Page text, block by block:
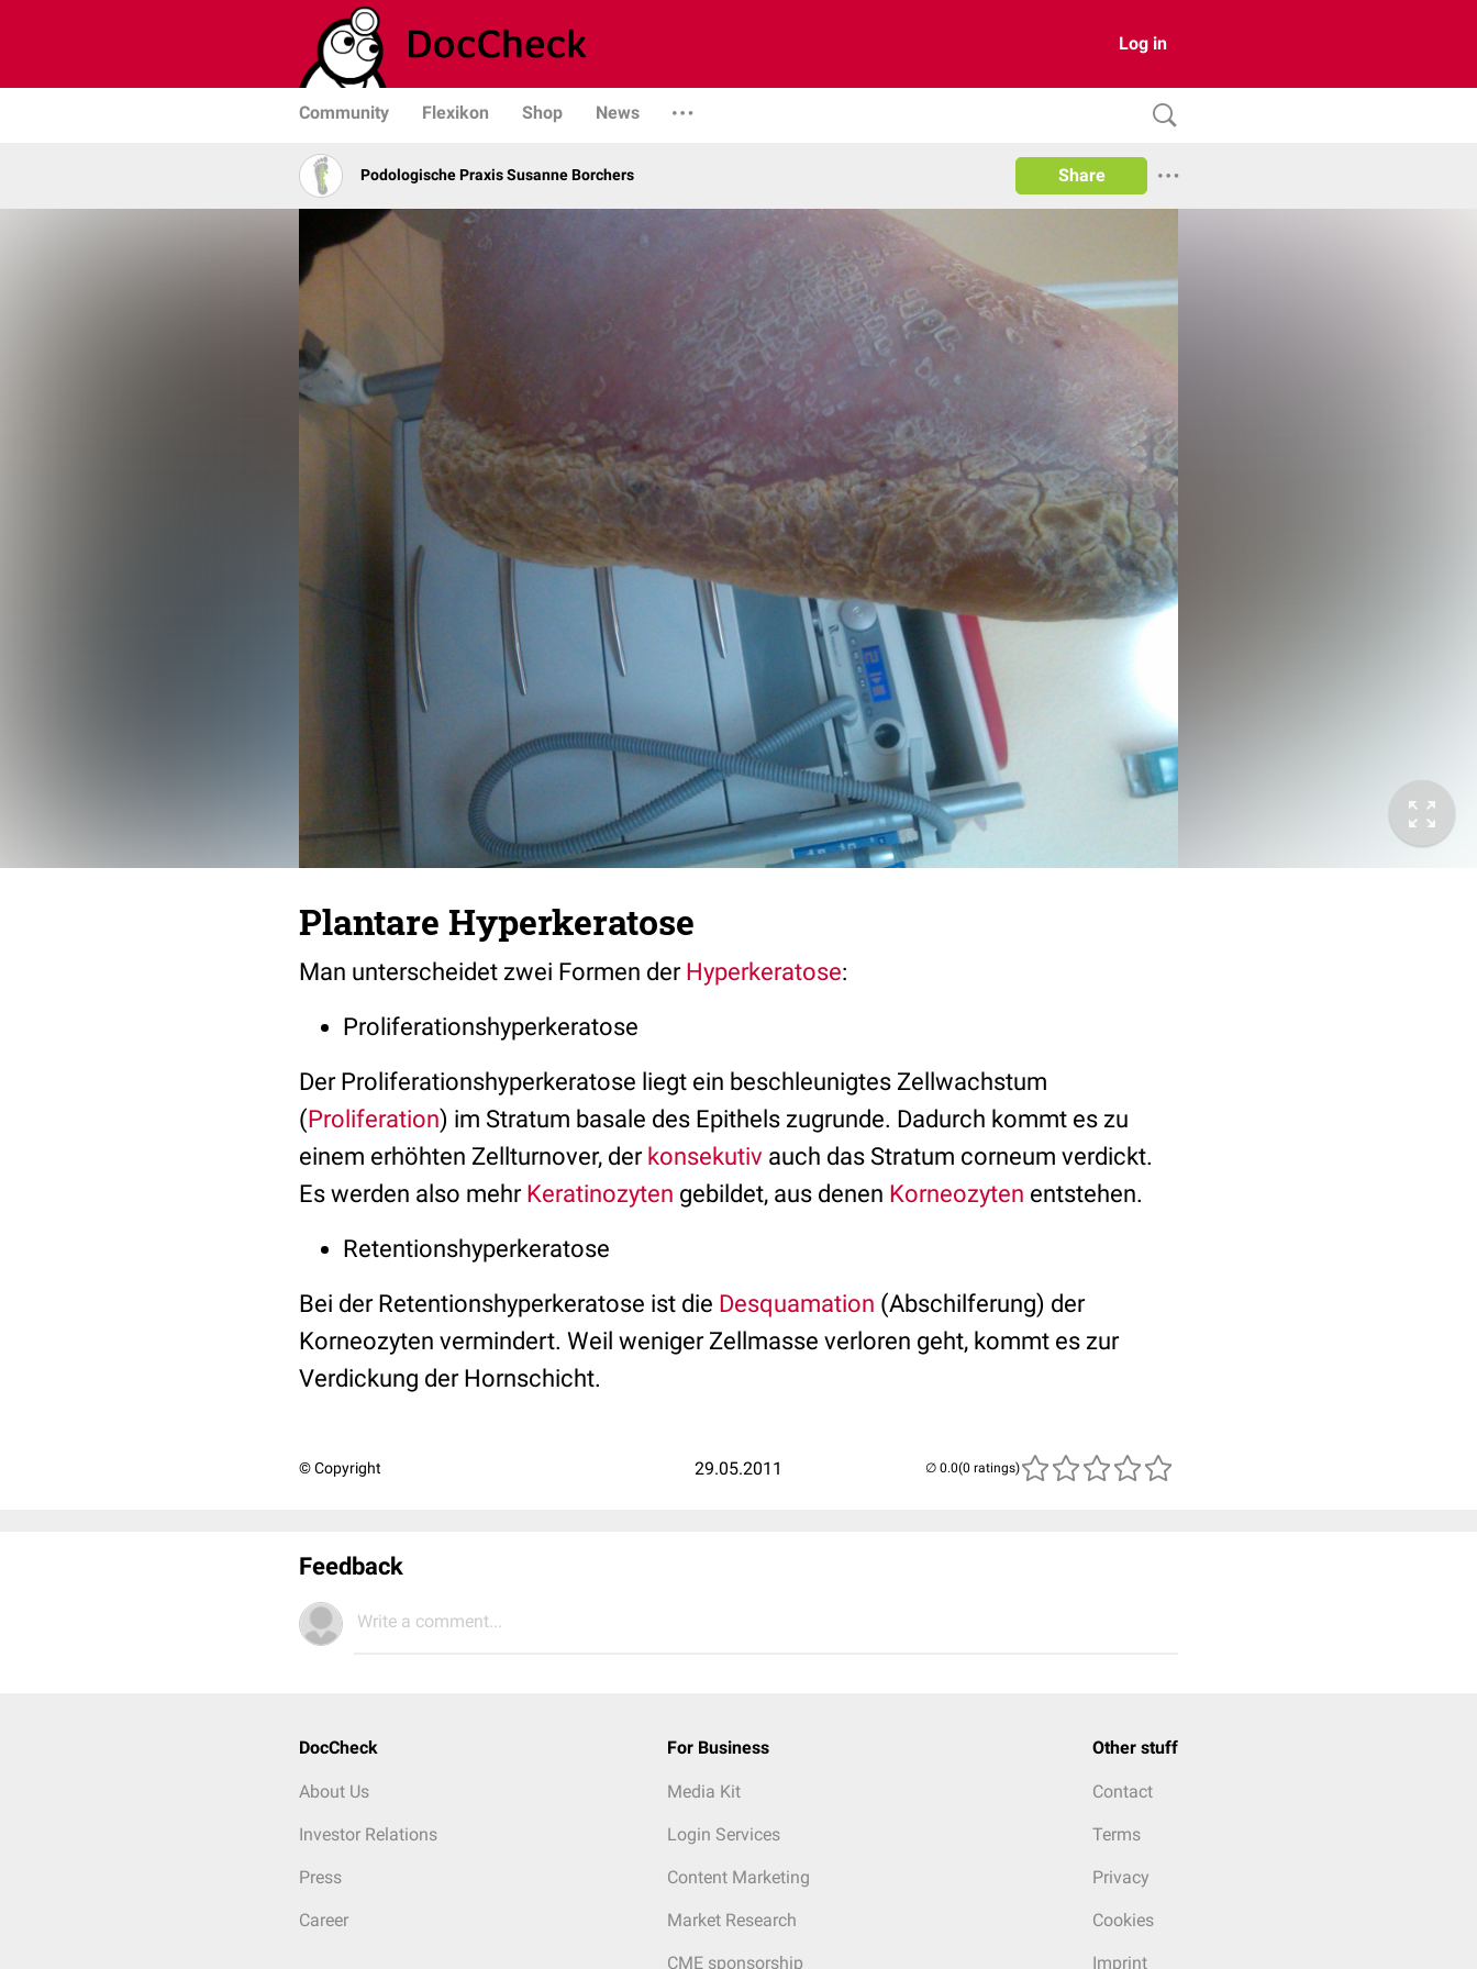
Log in
Community Flexikon Shop News
Podologische Praxis Susanne Borchers Share
Plantare Hyperkeratose
Man unterscheidet zwei Formen der Hyperkeratose:
Proliferationshyperkeratose
Der Proliferationshyperkeratose liegt ein beschleunigtes Zellwachstum
(Proliferation) im Stratum basale des Epithels zugrunde. Dadurch kommt es zu
einem erhöhten Zellturnover, der konsekutiv auch das Stratum corneum verdickt.
Es werden also mehr Keratinozyten gebildet, aus denen Korneozyten entstehen.
Retentionshyperkeratose
Bei der Retentionshyperkeratose ist die Desquamation (Abschilferung) der
Korneozyten vermindert. Weil weniger Zellmasse verloren geht, kommt es zur
Verdickung der Hornschicht.
© Copyright 29.05.2011 (0 ratings)
Feedback
Write a comment...
DocCheck
About Us
Investor Relations
Press
Career
For Business
Media Kit
Login Services
Content Marketing
Market Research
CME sponsorship
Other stuff
Contact
Terms
Privacy
Cookies
Imprint